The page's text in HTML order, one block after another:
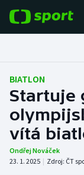
Fotbal
Hokej
Tenis
Atletika
BIATLON
Startuje
vítá
Ondřej Nováček
23. 1. 2025 | Zdroj: ČT